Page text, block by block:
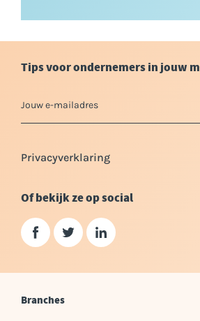
Tips voor ondernemers in jouw
Privacyverklaring
Of bekijk ze op social
Branches